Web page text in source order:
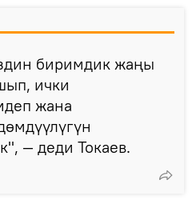
биримдик жаңы
ички
жана
— деди Токаев.